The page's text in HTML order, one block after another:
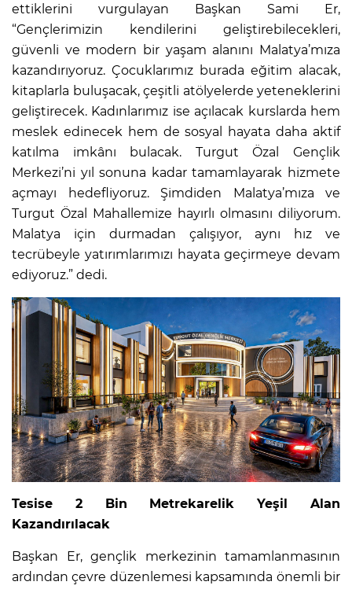
ettiklerini vurgulayan Başkan Sami Er,
“Gençlerimizin kendilerini geliştirebilecekleri,
güvenli ve modern bir yaşam alanını Malatya’mıza
kazandırıyoruz. Çocuklarımız burada eğitim alacak,
kitaplarla buluşacak, çeşitli atölyelerde yeteneklerini
geliştirecek. Kadınlarımız ise açılacak kurslarda hem
meslek edinecek hem de sosyal hayata daha aktif
katılma imkânı bulacak. Turgut Özal Gençlik
Merkezi’ni yıl sonuna kadar tamamlayarak hizmete
açmayı hedefliyoruz. Şimdiden Malatya’mıza ve
Turgut Özal Mahallemize hayırlı olmasını diliyorum.
Malatya için durmadan çalışıyor, aynı hız ve
tecrübeyle yatırımlarımızı hayata geçirmeye devam
ediyoruz.” dedi.
Tesise 2 Bin Metrekarelik Yeşil Alan
Kazandırılacak
Başkan Er, gençlik merkezinin tamamlanmasının
ardından çevre düzenlemesi kapsamında önemli bir